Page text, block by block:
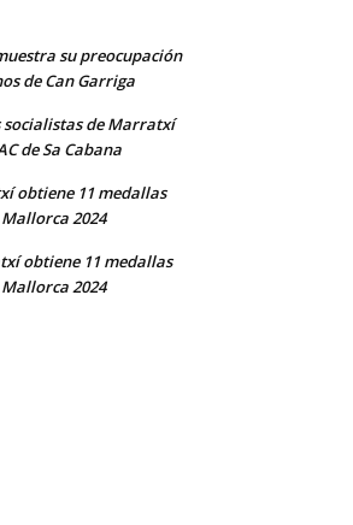
su preocupación
de Can Garriga
socialistas de Marratxí
de Sa Cabana
obtiene 11 medallas
2024
obtiene 11 medallas
2024